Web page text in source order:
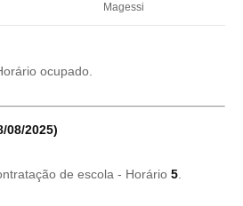
Magessi
ocupado.
08/2025)
de escola - Horário 5